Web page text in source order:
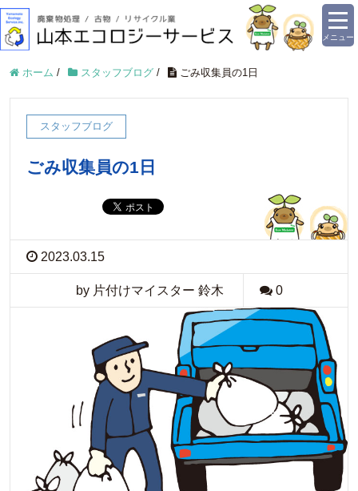
メニュー
ホーム / スタッフブログ / ごみ収集員の1日
スタッフブログ
ごみ収集員の1日
2023.03.15
by 片付けマイスター 鈴木 0